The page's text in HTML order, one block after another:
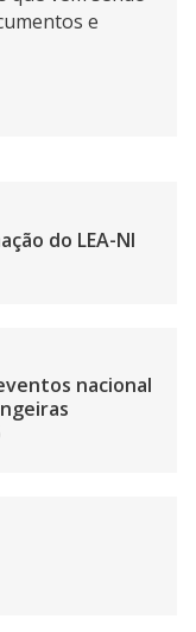
e
do LEA-NI
nacional